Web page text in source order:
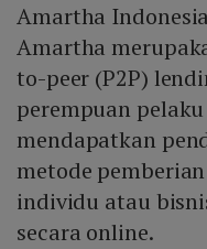
Amartha
Amartha
to-peer (P2P)
perempuan
mendapatkan
metode
individu atau
secara online.